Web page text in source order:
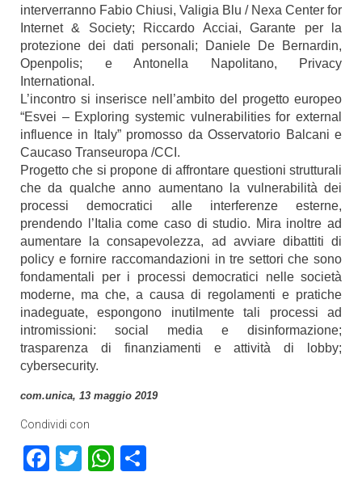
interverranno Fabio Chiusi, Valigia Blu / Nexa Center for
Internet & Society; Riccardo Acciai, Garante per la
protezione dei dati personali; Daniele De Bernardin,
Openpolis; e Antonella Napolitano, Privacy
International.
L’incontro si inserisce nell’ambito del progetto europeo
“Esvei – Exploring systemic vulnerabilities for external
influence in Italy” promosso da Osservatorio Balcani e
Caucaso Transeuropa /CCI.
Progetto che si propone di affrontare questioni strutturali
che da qualche anno aumentano la vulnerabilità dei
processi democratici alle interferenze esterne,
prendendo l’Italia come caso di studio. Mira inoltre ad
aumentare la consapevolezza, ad avviare dibattiti di
policy e fornire raccomandazioni in tre settori che sono
fondamentali per i processi democratici nelle società
moderne, ma che, a causa di regolamenti e pratiche
inadeguate, espongono inutilmente tali processi ad
intromissioni: social media e disinformazione;
trasparenza di finanziamenti e attività di lobby;
cybersecurity.
com.unica, 13 maggio 2019
Condividi con
Facebook
TwitterWhatsApp